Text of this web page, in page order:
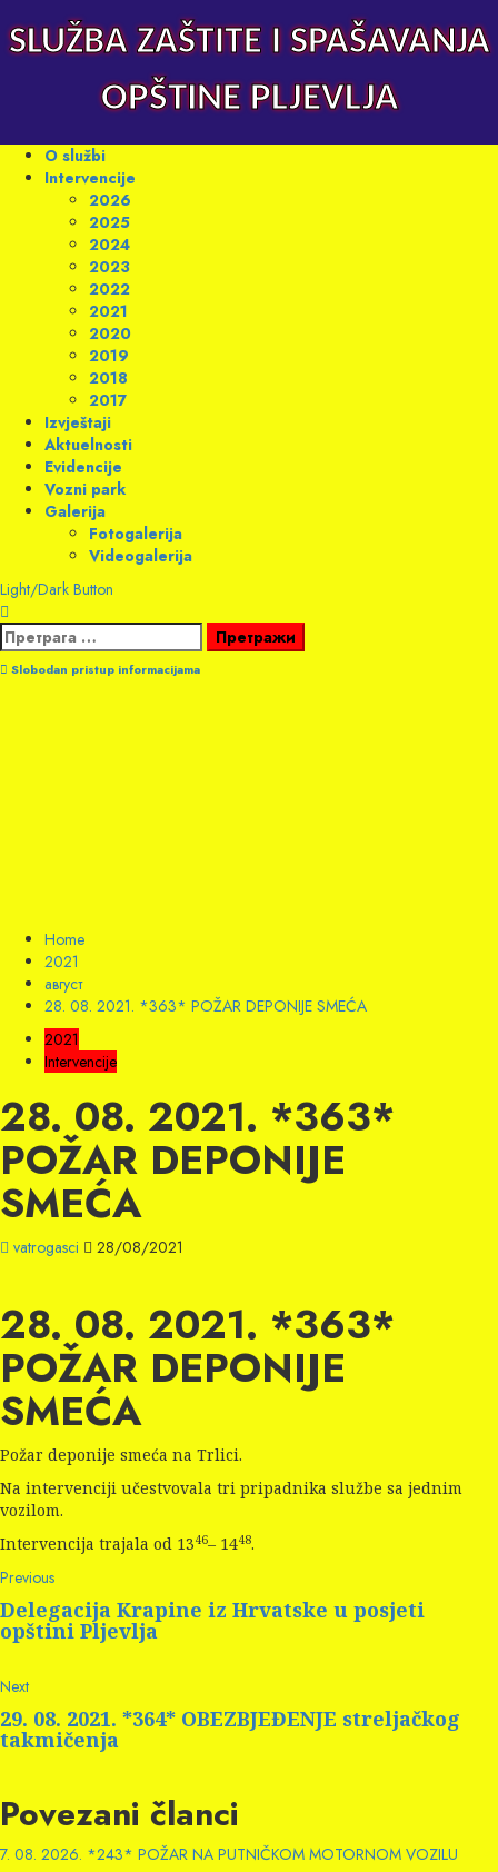
to
content
SLUŽBA ZAŠTITE I SPAŠAVANJA
OPŠTINE PLJEVLJA
Primary
Menu
O službi
Intervencije
2026
2025
2024
2023
2022
2021
2020
2019
2018
2017
Izvještaji
Aktuelnosti
Evidencije
Vozni park
Galerija
Fotogalerija
Videogalerija
Light/Dark Button
Претрага
за:
Slobodan pristup informacijama
Home
2021
август
28. 08. 2021. *363* POŽAR DEPONIJE SMEĆA
2021
Intervencije
28. 08. 2021. *363*
POŽAR DEPONIJE
SMEĆA
vatrogasci 28/08/2021
28. 08. 2021. *363*
POŽAR DEPONIJE
SMEĆA
Požar deponije smeća na Trlici.
Na intervenciji učestvovala tri pripadnika službe sa jednim
vozilom.
Intervencija trajala od 1346– 1448.
Continue
Reading
PreviousPrevious
Delegacija Krapine iz Hrvatske u posjeti
opštini Pljevlja
NextNext
post:
29. 08. 2021. *364* OBEZBJEĐENJE streljačkog
takmičenja
Povezani članci
7. 08. 2026. *243* POŽAR NA PUTNIČKOM MOTORNOM VOZILU